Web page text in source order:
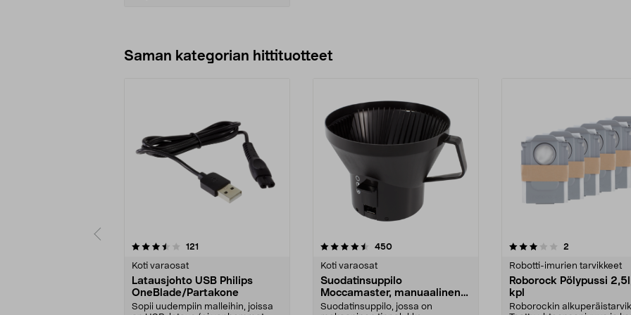
Saman kategorian hittituotteet
121
Koti varaosat
Latausjohto USB Philips
OneBlade/Partakone
Sopii uudempiin malleihin, joissa
4.5 viidestä
450arvostelut
Koti varaosat
Suodatinsuppilo
Moccamaster, manuaalinen
tippalukko
Suodatinsuppilo, jossa on
3.0 viidestä
2
Robotti-imurien tarvikkeet
Roborock Pölypussi
kpl
Roborockin
4.5 viidestä